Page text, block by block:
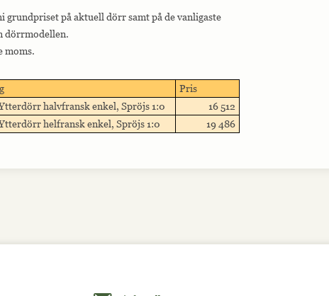
grundpriset på aktuell dörr samt på de vanligaste
dörrmodellen.
moms.
Pris
halvfransk enkel, Spröjs 1:0
16 512
helfransk enkel, Spröjs 1:0 19 486